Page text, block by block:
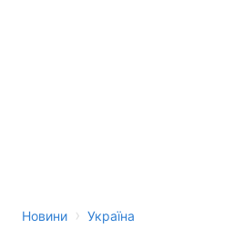
Новини › Україна